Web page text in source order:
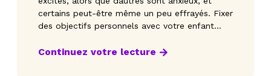
certains peut-être même un peu effrayés. Fixer
des objectifs personnels avec votre enfant
Continuez votre lecture